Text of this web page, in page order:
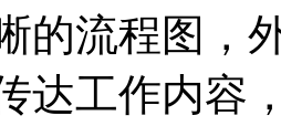
的流程图，
达工作内容